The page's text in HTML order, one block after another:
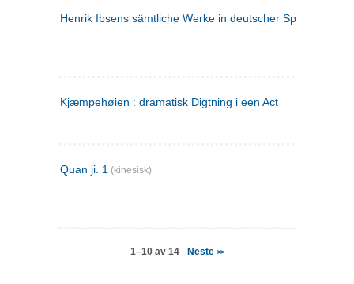
Henrik Ibsens sämtliche Werke in deutscher Sprache. 2
Kjæmpehøien : dramatisk Digtning i een Act
Quan ji. 1 (kinesisk)
1–10 av 14 Neste>>